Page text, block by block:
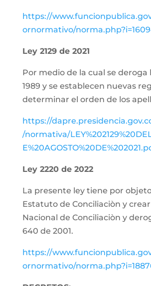
https://
ornormativo/
Ley 2129 de 2021
Por medio de la cual se deroga
1989 y se establecen nuevas
determinar el orden de los
https://
/normativa/
Ley 2220 de 2022
La presente ley tiene por
Estatuto de Conciliaciòn y
Nacional de Conciliaciòn y
640 de 2001.
https://
ornormativo/